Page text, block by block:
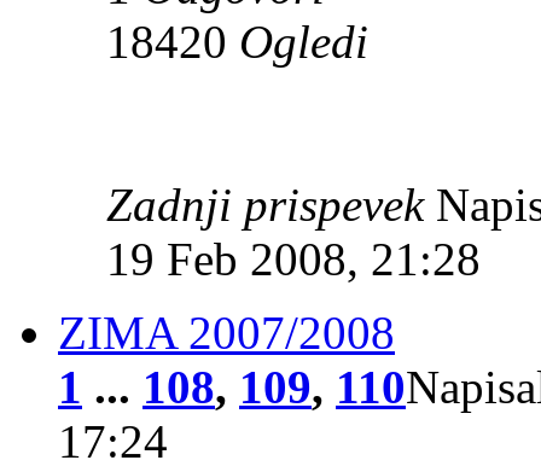
18420 Ogledi
Zadnji prispevek
19 Feb 2008, 21:28
ZIMA 2007/2008
1 ... 108, 109, 110
17:24